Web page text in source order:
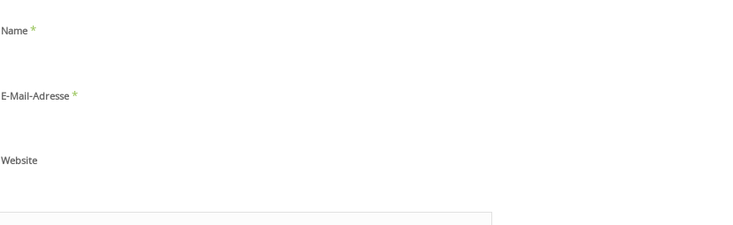
Name *
E-Mail-Adresse *
Website